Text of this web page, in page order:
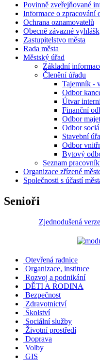
Povinně zveřejňované
Informace o zpracování
Ochrana oznamovatelů
Obecně závazné
Zastupitelstvo města
Rada města
Městský úřad
Základní
Členění úřadu
Tajemník -
Odbor
Útvar
Finanční
Odbor
Odbor
Stavební
Odbor
Bytový
Seznam
Organizace zřízené
Společnosti s účastí
Senioři
Zjednodušená
Otevřená radnice
Organizace, instituce
Rozvoj a podnikání
DĚTI A RODINA
Bezpečnost
Zdravotnictví
Školství
Sociální služby
Životní prostředí
Doprava
Volby
GIS